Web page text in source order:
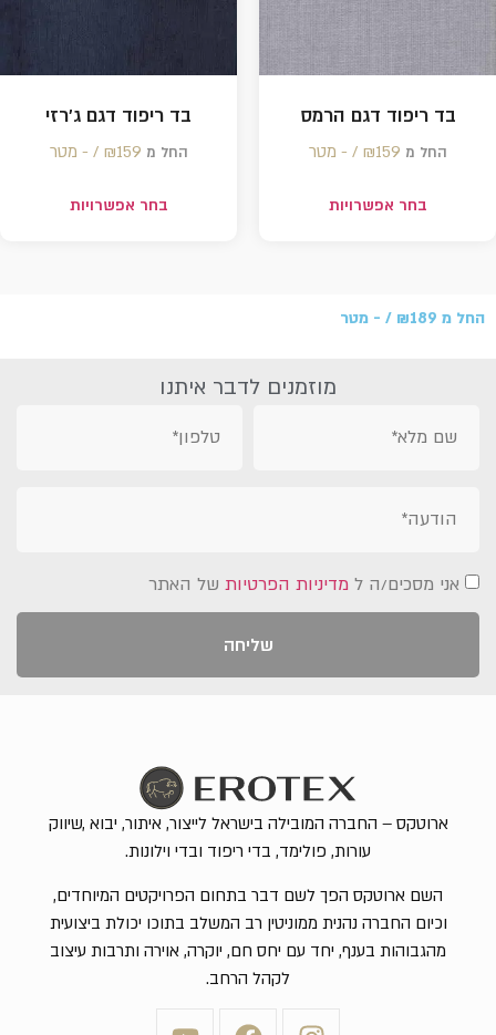
בד ריפוד דגם הרמס
החל מ ₪159 /‏‏‎ ‎- מטר
בחר אפשרויות
בד ריפוד דגם ג'רזי
החל מ ₪159 /‏‏‎ ‎- מטר
בחר אפשרויות
החל מ ₪189 /‏‏‎ ‎- מטר
מוזמנים לדבר איתנו
אני מסכים/ה ל מדיניות הפרטיות של האתר
שליחה
ארוטקס – החברה המובילה בישראל לייצור, איתור, יבוא ,שיווק
עורות, פולימד, בדי ריפוד ובדי וילונות.
השם ארוטקס הפך לשם דבר בתחום הפרויקטים המיוחדים,
וכיום החברה נהנית ממוניטין רב המשלב בתוכו יכולת ביצועית
מהגבוהות בענף, יחד עם יחס חם, יוקרה, אוירה ותרבות עיצוב
לקהל הרחב.